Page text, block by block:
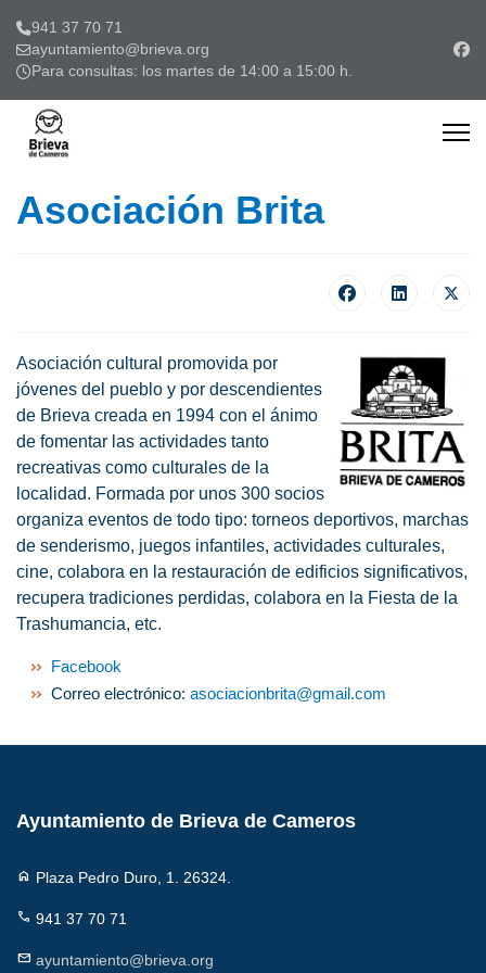
941 37 70 71
ayuntamiento@brieva.org
Para consultas: los martes de 14:00 a 15:00 h.
Asociación Brita
Asociación cultural promovida por
jóvenes del pueblo y por descendientes
de Brieva creada en 1994 con el ánimo
de fomentar las actividades tanto
recreativas como culturales de la
localidad. Formada por unos 300 socios
organiza eventos de todo tipo: torneos deportivos, marchas
de senderismo, juegos infantiles, actividades culturales,
cine, colabora en la restauración de edificios significativos,
recupera tradiciones perdidas, colabora en la Fiesta de la
Trashumancia, etc.
Facebook
Correo electrónico: asociacionbrita@gmail.com
Ayuntamiento de Brieva de Cameros
home Plaza Pedro Duro, 1. 26324.
call 941 37 70 71
mail ayuntamiento@brieva.org